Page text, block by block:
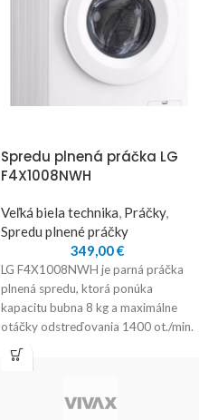
Spredu plnená práčka LG
F4X1008NWH
Veľká biela technika, Práčky,
Spredu plnené práčky
349,00€
LG F4X1008NWH je parná práčka
plnená spredu, ktorá ponúka
kapacitu bubna 8 kg a maximálne
otáčky odstreďovania 1400 ot./min.
Tento